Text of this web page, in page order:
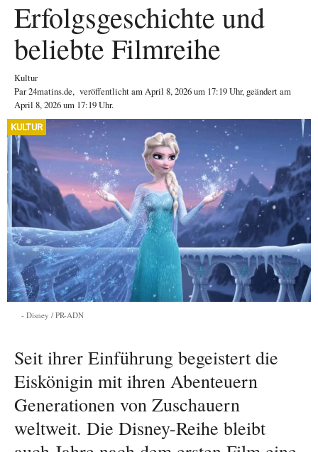
Erfolgsgeschichte und
beliebte Filmreihe
Kultur
Par24matins.de, veröffentlicht amApril 8, 2026um 17:19 Uhr, geändert am
April 8, 2026 um 17:19 Uhr.
KULTUR
Disney / PR-ADN
Seit ihrer Einführung begeistert die
Eiskönigin mit ihren Abenteuern
Generationen von Zuschauern
weltweit. Die Disney-Reihe bleibt